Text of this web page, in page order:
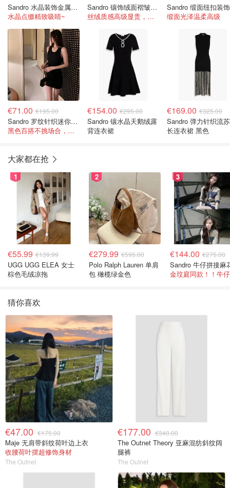
Sandro 水晶装饰金属感斜纹迷你连衣裙
水晶点缀精致吸睛~
Sandro 镶饰绒面褶皱迷你连衣裙
丝绒质感高级显贵，荷叶边设计灵动又浪漫
缎面光泽温柔高级
€71.00 €195.00
Sandro 罗纹针织迷你连衣裙 黑色
黑色百搭不挑场合，迷你裙长度显腿长！
€154.00 €295.00
Sandro 镶水晶天鹅绒露
背连衣裙
€169.00 €325.00
Sandro 弹力针织流
长连衣裙 黑色
大家都在抢
1
€55.99 €139.99
UGG UGG ELEA 女士
棕色毛绒凉拖
2
€279.99 €595.00
Polo Ralph Lauren 单肩
包 橄榄绿金色
3
€144.00 €275.00
猜你喜欢
€47.00 €175.00
Maje 无肩带斜纹荷叶边上衣
收腰荷叶摆超修饰身材
The Outnet
€177.00 €340.00
The Outnet Theory 亚麻混纺斜纹阔
腿裤
The Outnet